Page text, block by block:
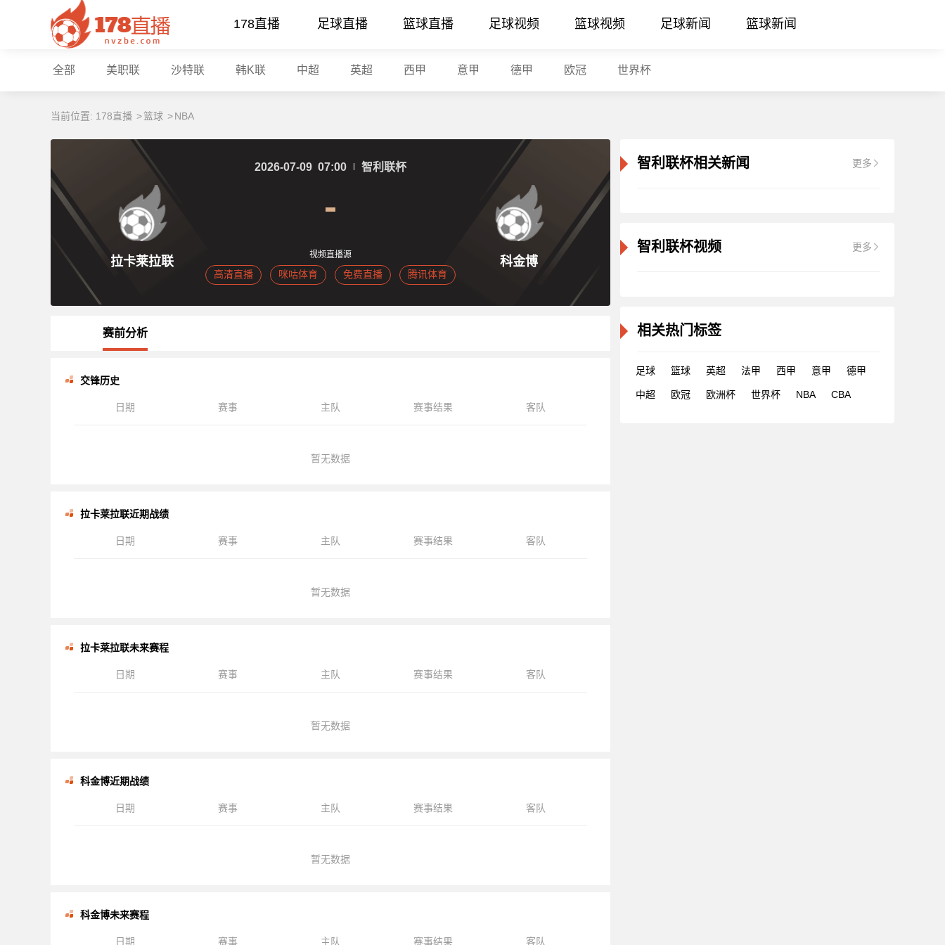
178直播 足球直播 篮球直播 足球视频 篮球视频 足球新闻 篮球新闻
全部 美职联 沙特联 韩K联 中超 英超 西甲 意甲 德甲 欧冠 世界杯
当前位置: 178直播 >篮球 >NBA
拉卡莱拉联 科金博
2026-07-09 07:00 智利联杯
视频直播源
高清直播 咪咕体育 免费直播 腾讯体育
赛前分析
交锋历史
日期 赛事 主队 赛事结果 客队
暂无数据
拉卡莱拉联近期战绩
日期 赛事 主队 赛事结果 客队
暂无数据
拉卡莱拉联未来赛程
日期 赛事 主队 赛事结果 客队
暂无数据
科金博近期战绩
日期 赛事 主队 赛事结果 客队
暂无数据
科金博未来赛程
日期 赛事 主队 赛事结果 客队
智利联杯相关新闻 更多
智利联杯视频 更多
相关热门标签
足球 篮球 英超 法甲 西甲 意甲 德甲
中超 欧冠 欧洲杯 世界杯 NBA CBA